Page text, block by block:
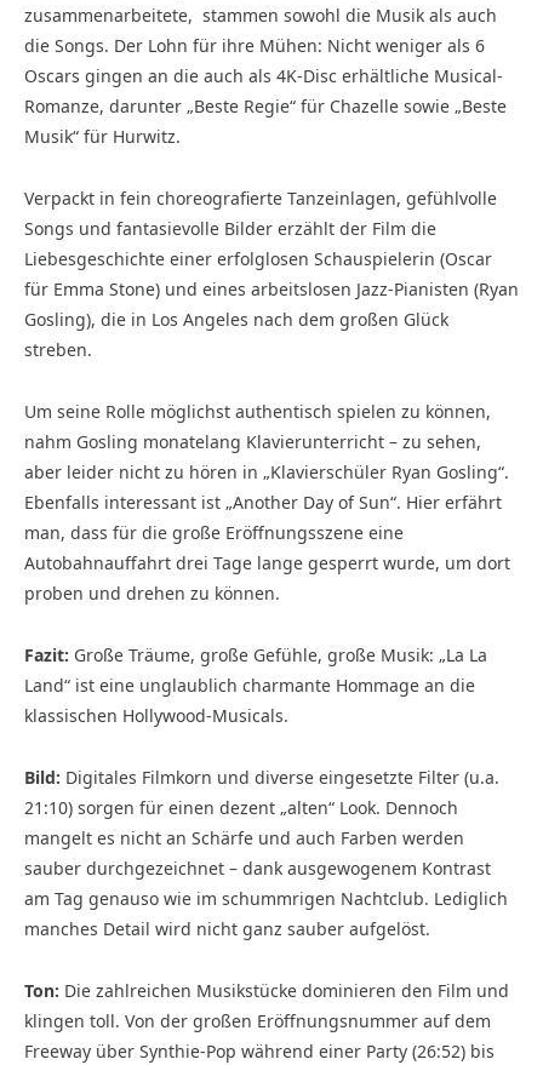
zusammenarbeitete, stammen sowohl die Musik als auch
die Songs. Der Lohn für ihre Mühen: Nicht weniger als 6
Oscars gingen an die auch als 4K-Disc erhältliche Musical-
Romanze, darunter „Beste Regie“ für Chazelle sowie „Beste
Musik“ für Hurwitz.
Verpackt in fein choreografierte Tanzeinlagen, gefühlvolle
Songs und fantasievolle Bilder erzählt der Film die
Liebesgeschichte einer erfolglosen Schauspielerin (Oscar
für Emma Stone) und eines arbeitslosen Jazz-Pianisten (Ryan
Gosling), die in Los Angeles nach dem großen Glück
streben.
Um seine Rolle möglichst authentisch spielen zu können,
nahm Gosling monatelang Klavierunterricht – zu sehen,
aber leider nicht zu hören in „Klavierschüler Ryan Gosling“.
Ebenfalls interessant ist „Another Day of Sun“. Hier erfährt
man, dass für die große Eröffnungsszene eine
Autobahnauffahrt drei Tage lange gesperrt wurde, um dort
proben und drehen zu können.
Fazit: Große Träume, große Gefühle, große Musik: „La La
Land“ ist eine unglaublich charmante Hommage an die
klassischen Hollywood-Musicals.
Bild: Digitales Filmkorn und diverse eingesetzte Filter (u.a.
21:10) sorgen für einen dezent „alten“ Look. Dennoch
mangelt es nicht an Schärfe und auch Farben werden
sauber durchgezeichnet – dank ausgewogenem Kontrast
am Tag genauso wie im schummrigen Nachtclub. Lediglich
manches Detail wird nicht ganz sauber aufgelöst.
Ton: Die zahlreichen Musikstücke dominieren den Film und
klingen toll. Von der großen Eröffnungsnummer auf dem
Freeway über Synthie-Pop während einer Party (26:52) bis